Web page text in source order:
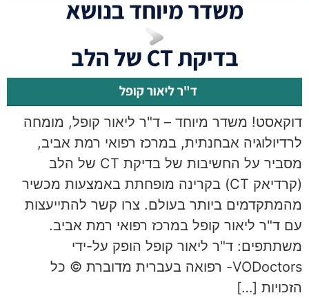
דוקאסט! משדר מיוחד – ד"ר ליאור קופל, מומחה
לרדיולוגיה אבחנתית, במרכז רפואי רמת אביב,
מסביר על החשיבות של בדיקת CT של הלב
(קרדיאק CT) בקרינה מופחתת באמצעות מכשיר
מהמתקדמים ביותר בעולם. צרו קשר להתייעצות
עם ד"ר ליאור קופל במרכז רפואי רמת אביב.
משתתפים: ד"ר ליאור קופל הופק על-ידי
VODoctors- רפואה בעברית מדוברת © כל
הזכויות […]